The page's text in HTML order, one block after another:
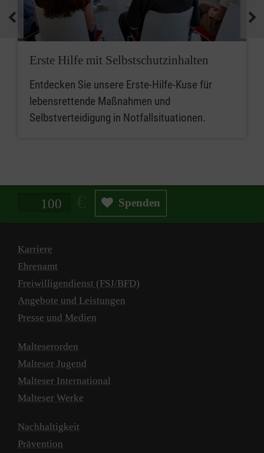
medizinische Geräte und koordinieren
Notfallmaßnahmen.
Zusammenfassend sind betriebliche
Ansprechpersonen für Erste Hilfe, während
Mitarbeitende im betrieblichen Sanitätsdienst
eine erweiterte Rolle bei der medizinischen
Erste Hilfe mit Selbstschutzinhalten
Entdecken Sie unsere Erste-Hilfe-Kuse für
lebensrettende Maßnahmen und
Selbstverteidigung in Notfallsituationen.
Spendenbetrag in Euro Spenden
Karriere
Ehrenamt
Freiwilligendienst (FSJ/BFD)
Angebote und Leistungen
Presse und Medien
Malteserorden
Malteser Jugend
Malteser International
Malteser Werke
Nachhaltigkeit
Prävention